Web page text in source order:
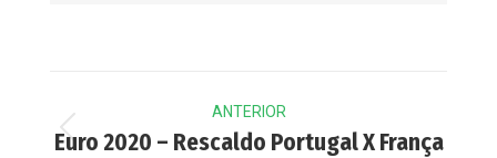
navigation
ANTERIOR
Previous
Euro 2020 – Rescaldo Portugal X França